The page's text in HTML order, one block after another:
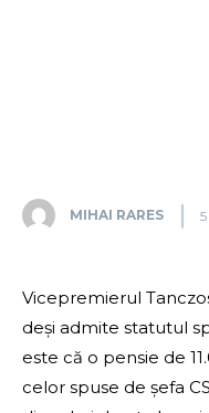
MIHAI RARES
Vicepremierul
deși admite statutul
este că o pensie de
celor spuse de șefa